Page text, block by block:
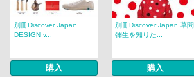
別冊Discover Japan
DESIGN v...
購入
別冊Discover Japan 草間
彌生を知りた...
購入